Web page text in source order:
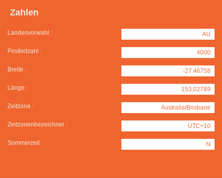
Zahlen
Landesvorwahl : AU
Postleitzahl : 4000
Breite : -27.46758
Länge : 153.02789
Zeitzone : Australia/Brisbane
Zeitzonenbezeichner : UTC+10
Sommerzeit : N